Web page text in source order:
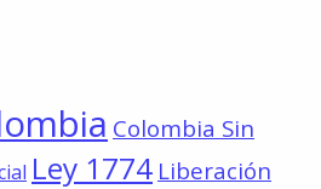
Colombia Sin
Ley 1774 Liberación